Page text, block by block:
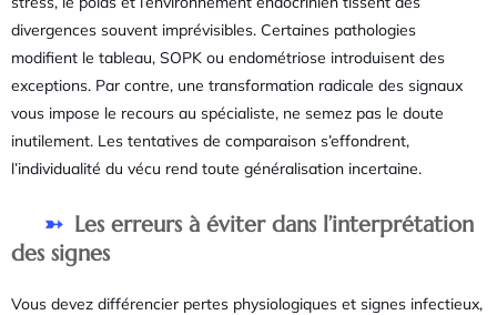
divergences souvent imprévisibles. Certaines pathologies
modifient le tableau, SOPK ou endométriose introduisent des
exceptions. Par contre, une transformation radicale des signaux
vous impose le recours au spécialiste, ne semez pas le doute
inutilement. Les tentatives de comparaison s’effondrent,
l’individualité du vécu rend toute généralisation incertaine.
Les erreurs à éviter dans l’interprétation
des signes
Vous devez différencier pertes physiologiques et signes infectieux,